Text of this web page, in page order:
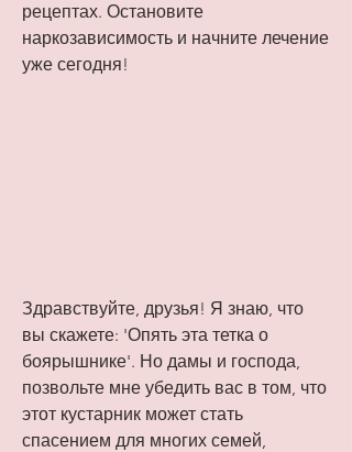
рецептах. Остановите
наркозависимость и начните лечение
уже сегодня!
Здравствуйте, друзья! Я знаю, что
вы скажете: 'Опять эта тетка о
боярышнике'. Но дамы и господа,
позвольте мне убедить вас в том, что
этот кустарник может стать
спасением для многих семей,